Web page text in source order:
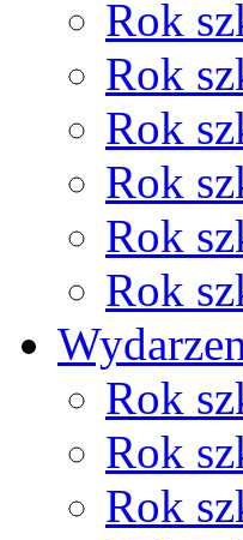
Rok
Rok
Rok
Rok
Rok
Rok
Rok
Rok
Rok